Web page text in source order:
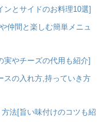
ンとサイドのお料理10選]
仲間と楽しむ簡単メニュ
実やチーズの代用も紹介]
スの入れ方,持っていき方
法[旨い味付けのコツも紹